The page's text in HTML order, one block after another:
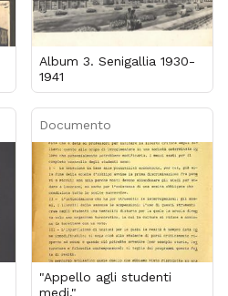
Album 3. Senigallia 1930-
1941
Documento
"Appello agli studenti
medi."